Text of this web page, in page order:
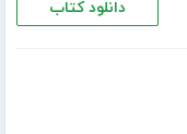
دانلود کتاب